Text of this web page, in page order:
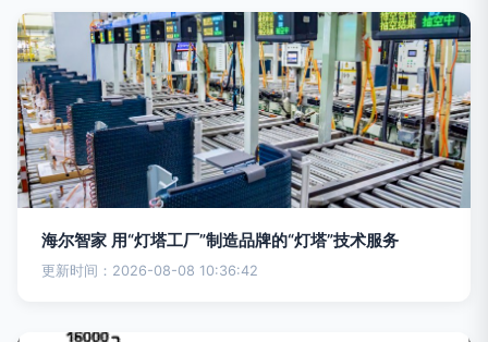
海尔智家 用“灯塔工厂”制造品牌的“灯塔”技术服务
更新时间：2026-08-08 10:36:42